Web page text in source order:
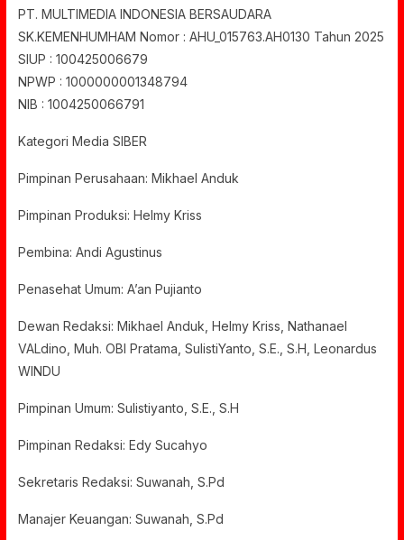
PT. MULTIMEDIA INDONESIA BERSAUDARA
SK.KEMENHUMHAM Nomor : AHU_015763.AH0130 Tahun 2025
SIUP : 100425006679
NPWP : 1000000001348794
NIB : 1004250066791
Kategori Media SIBER
Pimpinan Perusahaan: Mikhael Anduk
Pimpinan Produksi: Helmy Kriss
Pembina: Andi Agustinus
Penasehat Umum: A’an Pujianto
Dewan Redaksi: Mikhael Anduk, Helmy Kriss, Nathanael
VALdino, Muh. OBI Pratama, SulistiYanto, S.E., S.H, Leonardus
WINDU
Pimpinan Umum: Sulistiyanto, S.E., S.H
Pimpinan Redaksi: Edy Sucahyo
Sekretaris Redaksi: Suwanah, S.Pd
Manajer Keuangan: Suwanah, S.Pd